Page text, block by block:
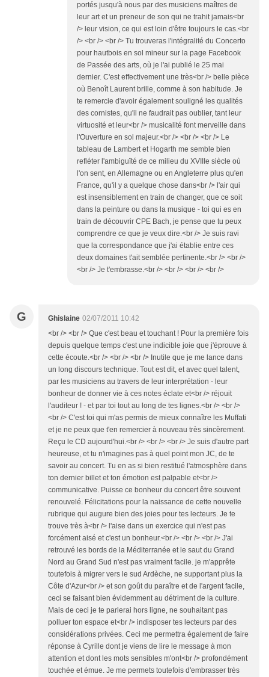
portés jusqu'à nous par des musiciens maîtres de
leur art et un preneur de son qui ne trahit jamais<br
/> leur vision, ce qui est loin d'être toujours le cas.<br
/> <br /> <br /> Tu trouveras l'intégralité du Concerto
pour hautbois en sol mineur sur la page Facebook
de Passée des arts, où je l'ai publié le 25 mai
dernier. C'est effectivement une très<br /> belle pièce
où Benoît Laurent brille, comme à son habitude. Je
te remercie d'avoir également souligné les qualités
des cornistes, qu'il ne faudrait pas oublier, tant leur
virtuosité et leur<br /> musicalité font merveille dans
l'Ouverture en sol majeur.<br /> <br /> <br /> Le
tableau de Lambert et Hogarth me semble bien
refléter l'ambiguïté de ce milieu du XVIIIe siècle où
l'on sent, en Allemagne ou en Angleterre plus qu'en
France, qu'il y a quelque chose dans<br /> l'air qui
est insensiblement en train de changer, que ce soit
dans la peinture ou dans la musique - toi qui es en
train de découvrir CPE Bach, je pense que tu peux
comprendre ce que je veux dire.<br /> Je suis ravi
que la correspondance que j'ai établie entre ces
deux domaines t'ait semblée pertinente.<br /> <br />
<br /> Je t'embrasse.<br /> <br /> <br /> <br />
G Ghislaine 02/07/2011 10:42
<br /> <br /> Que c'est beau et touchant ! Pour la première fois
depuis quelque temps c'est une indicible joie que j'éprouve à
cette écoute.<br /> <br /> <br /> Inutile que je me lance dans
un long discours technique. Tout est dit, et avec quel talent,
par les musiciens au travers de leur interprétation - leur
bonheur de donner vie à ces notes éclate et<br /> réjouit
l'auditeur ! - et par toi tout au long de tes lignes.<br /> <br />
<br /> C'est toi qui m'as permis de mieux connaître les Muffati
et je ne peux que t'en remercier à nouveau très sincèrement.
Reçu le CD aujourd'hui.<br /> <br /> <br /> Je suis d'autre part
heureuse, et tu n'imagines pas à quel point mon JC, de te
savoir au concert. Tu en as si bien restitué l'atmosphère dans
ton dernier billet et ton émotion est palpable et<br />
communicative. Puisse ce bonheur du concert être souvent
renouvelé. Félicitations pour la naissance de cette nouvelle
rubrique qui augure bien des joies pour tes lecteurs. Je te
trouve très à<br /> l'aise dans un exercice qui n'est pas
forcément aisé et c'est un bonheur.<br /> <br /> <br /> J'ai
retrouvé les bords de la Méditerranée et le saut du Grand
Nord au Grand Sud n'est pas vraiment facile. je m'apprête
toutefois à migrer vers le sud Ardèche, ne supportant plus la
Côte d'Azur<br /> et son goût du paraître et de l'argent facile,
ceci se faisant bien évidemment au détriment de la culture.
Mais de ceci je te parlerai hors ligne, ne souhaitant pas
polluer ton espace et<br /> indisposer tes lecteurs par des
considérations privées. Ceci me permettra également de faire
réponse à Cyrille dont je viens de lire le message à mon
attention et dont les mots sensibles m'ont<br /> profondément
touchée et émue. Je me permets toutefois d'embrasser très